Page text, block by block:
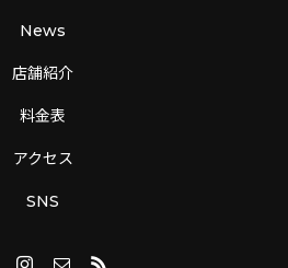
News
店舗紹介
料金表
アクセス
SNS